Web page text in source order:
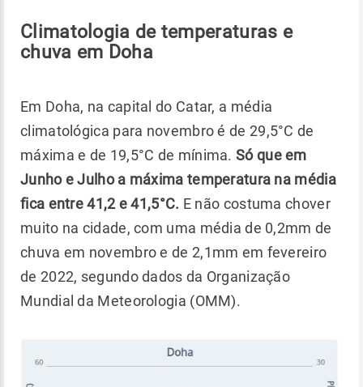
Climatologia de temperaturas e
chuva em Doha
Em Doha, na capital do Catar, a média
climatológica para novembro é de 29,5°C de
máxima e de 19,5°C de mínima.Só que em
Junho e Julho a máxima temperatura na média
fica entre 41,2 e 41,5°C. E não costuma chover
muito na cidade, com uma média de 0,2mm de
chuva em novembro e de 2,1mm em fevereiro
de 2022, segundo dados da Organização
Mundial da Meteorologia (OMM).